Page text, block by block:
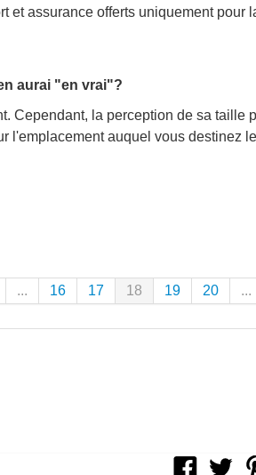
et assurance offerts uniquement pour
aurai "en vrai"?
Cependant, la perception de sa taille
l'emplacement auquel vous destinez
... 16 17 18 19 20 ...